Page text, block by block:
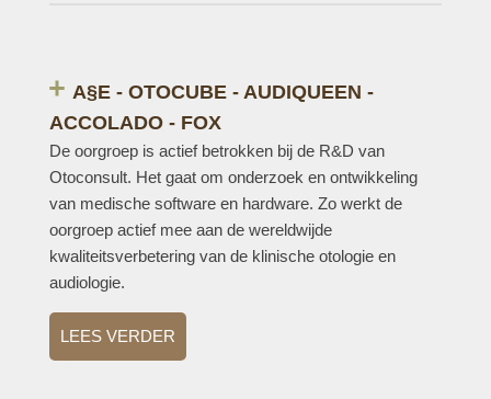
A§E - OTOCUBE - AUDIQUEEN -
ACCOLADO - FOX
De oorgroep is actief betrokken bij de R&D van
Otoconsult. Het gaat om onderzoek en ontwikkeling
van medische software en hardware. Zo werkt de
oorgroep actief mee aan de wereldwijde
kwaliteitsverbetering van de klinische otologie en
audiologie.
LEES VERDER